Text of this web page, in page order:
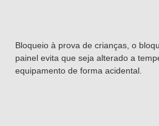
Bloqueio à prova de crianças, o
painel evita que seja alterado a
equipamento de forma acidental.